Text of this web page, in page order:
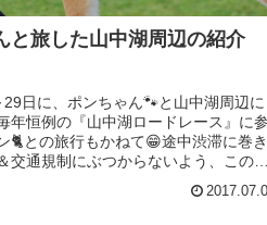
と旅した山中湖周辺の紹介
日に、ポンちゃん🐾と山中湖周辺に
年恒例の『山中湖ロードレース』に
🐈との旅行もかねて😁途中渋滞に巻き
交通規制にぶつからないよう、この